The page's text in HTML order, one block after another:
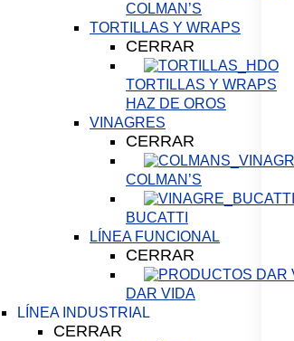
COLMAN’S
TORTILLAS Y WRAPS
CERRAR
TORTILLAS Y WRAPS
HAZ DE OROS
VINAGRES
CERRAR
COLMAN’S
BUCATTI
LÍNEA FUNCIONAL
CERRAR
DAR VIDA
LÍNEA INDUSTRIAL
CERRAR